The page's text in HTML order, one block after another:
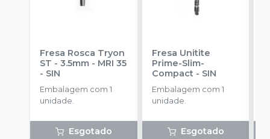
Fresa Rosca Tryon
ST - 3.5mm - MRI 35
- SIN
Embalagem com 1
unidade.
Esgotado
Fresa Unitite
Prime-Slim-
Compact- SIN
Embalagem com 1
unidade.
Esgotado